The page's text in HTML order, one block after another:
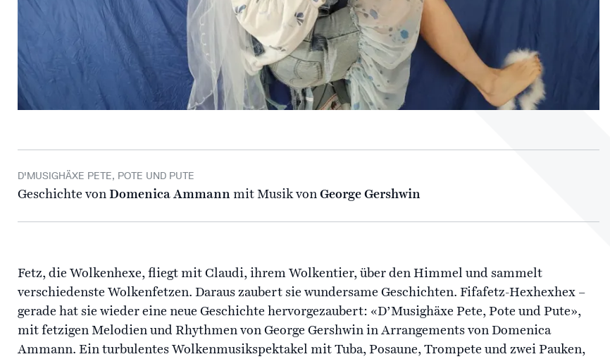
D'MUSIGHÄXE PETE, POTE UND PUTE
Geschichte von Domenica Ammann mit Musik von George Gershwin
Fetz, die Wolkenhexe, fliegt mit Claudi, ihrem Wolkentier, über den Himmel und sammelt
verschiedenste Wolkenfetzen. Daraus zaubert sie wundersame Geschichten. Fifafetz-Hexhexhex –
gerade hat sie wieder eine neue Geschichte hervorgezaubert: «D’Musighäxe Pete, Pote und Pute»,
mit fetzigen Melodien und Rhythmen von George Gershwin in Arrangements von Domenica
Ammann. Ein turbulentes Wolkenmusikspektakel mit Tuba, Posaune, Trompete und zwei Pauken,